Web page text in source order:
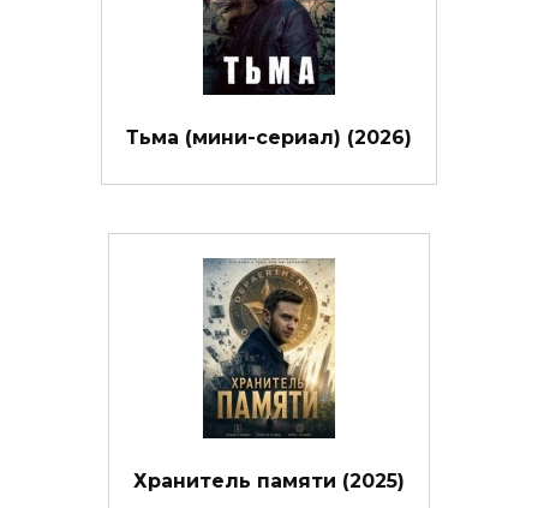
Тьма (мини-сериал) (2026)
Хранитель памяти (2025)